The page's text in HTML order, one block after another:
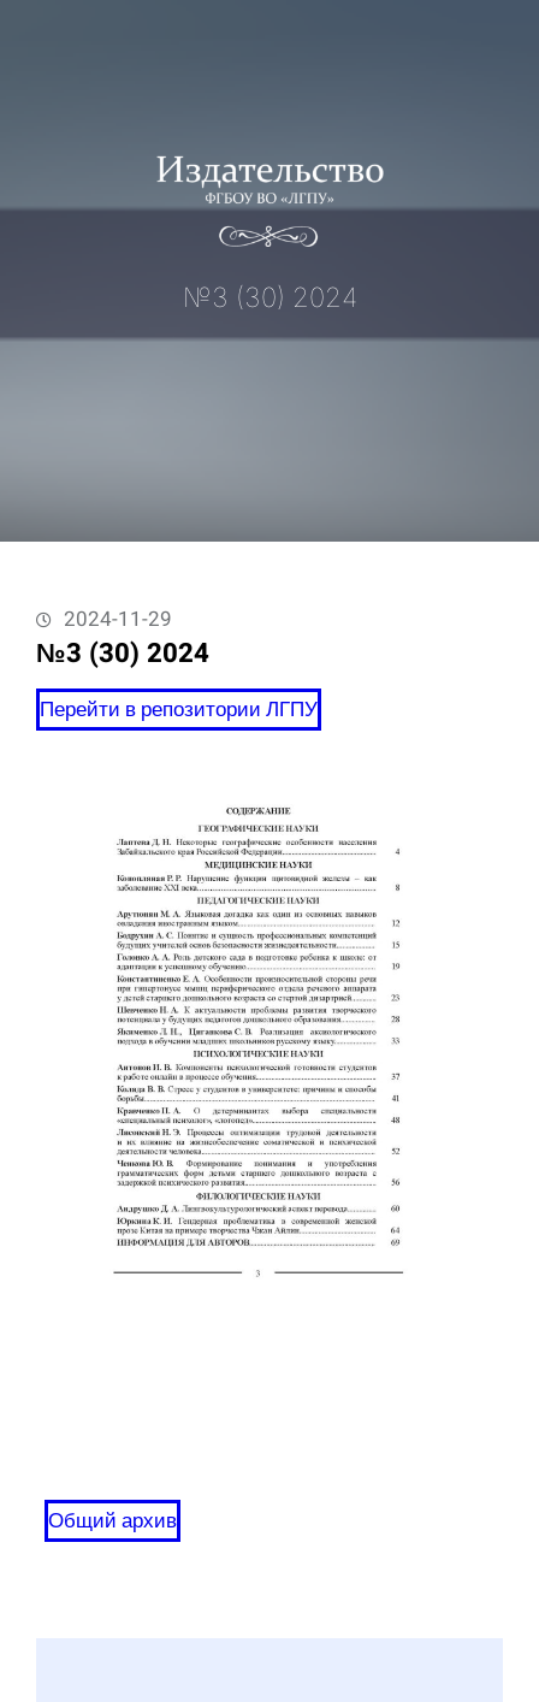
№3 (30) 2024
2024-11-29
№3 (30) 2024
Перейти в репозитории ЛГПУ
Общий архив